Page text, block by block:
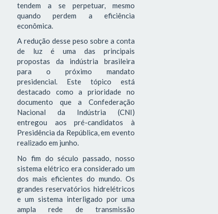
tendem a se perpetuar, mesmo
quando perdem a eficiência
econômica.
A redução desse peso sobre a conta
de luz é uma das principais
propostas da indústria brasileira
para o próximo mandato
presidencial. Este tópico está
destacado como a prioridade no
documento que a Confederação
Nacional da Indústria (CNI)
entregou aos pré-candidatos à
Presidência da República, em evento
realizado em junho.
No fim do século passado, nosso
sistema elétrico era considerado um
dos mais eficientes do mundo. Os
grandes reservatórios hidrelétricos
e um sistema interligado por uma
ampla rede de transmissão